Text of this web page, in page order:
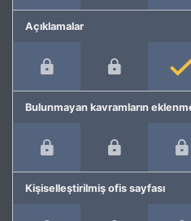
Açıklamalar
Bulunmayan kavramların
Kişiselleştirilmiş ofis sayfası